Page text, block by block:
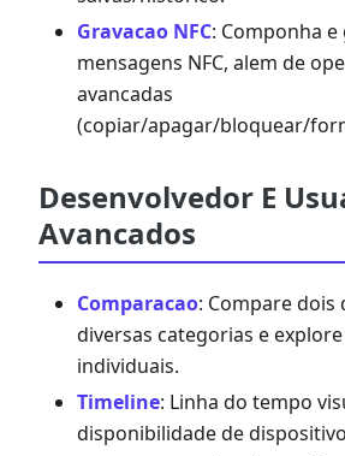
Gravacao NFC: Componha e
mensagens NFC, alem de
avancadas
(copiar/apagar/bloquear/
Desenvolvedor E
Avancados
Comparacao: Compare dois
diversas categorias e
individuais.
Timeline: Linha do tempo
disponibilidade de